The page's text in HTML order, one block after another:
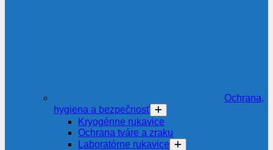
Ochrana,
hygiena a bezpečnosť
Kryogénne rukavice
Ochrana tváre a zraku
Laboratórne rukavice